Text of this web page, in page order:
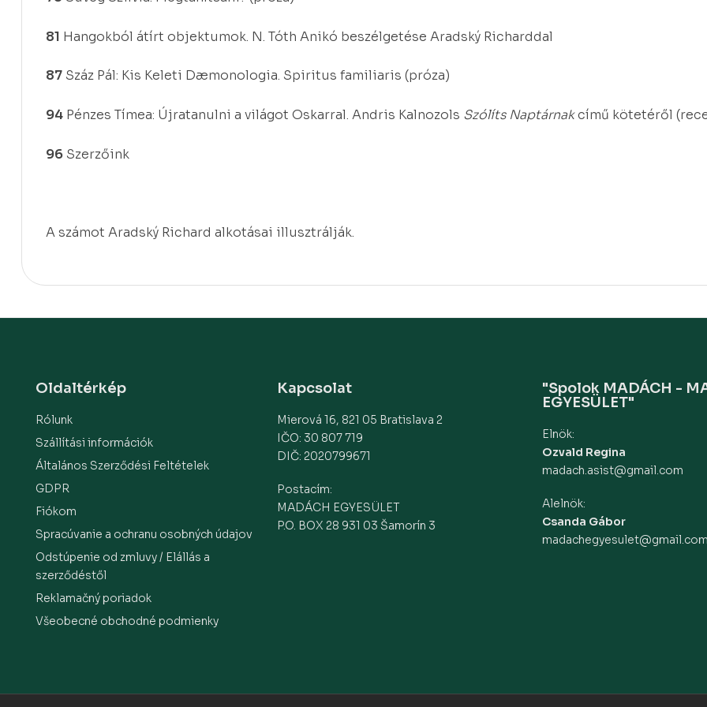
81 Hangokból átírt objektumok. N. Tóth Anikó beszélgetése Aradský Richarddal
87 Száz Pál: Kis Keleti Dæmonologia. Spiritus familiaris (próza)
94 Pénzes Tímea: Újratanulni a világot Oskarral. Andris Kalnozols Szólíts Naptárnakcímű kötetéről
96 Szerzőink
A számot Aradský Richard alkotásai illusztrálják.
Oldaltérkép
Rólunk
Szállítási információk
Általános Szerződési Feltételek
GDPR
Fiókom
Spracúvanie a ochranu osobných údajov
Odstúpenie od zmluvy / Elállás a
szerződéstől
Reklamačný poriadok
Všeobecné obchodné podmienky
Kapcsolat
Mierová 16, 821 05 Bratislava 2
IČO: 30 807 719
DIČ: 2020799671
Postacím:
MADÁCH EGYESÜLET
P.O. BOX 28 931 03 Šamorín 3
"Spolok MADÁCH -
EGYESÜLET"
Elnök:
Ozvald Regina
madach.asist@gmail.com
Alelnök:
Csanda Gábor
madachegyesulet@gmail.com